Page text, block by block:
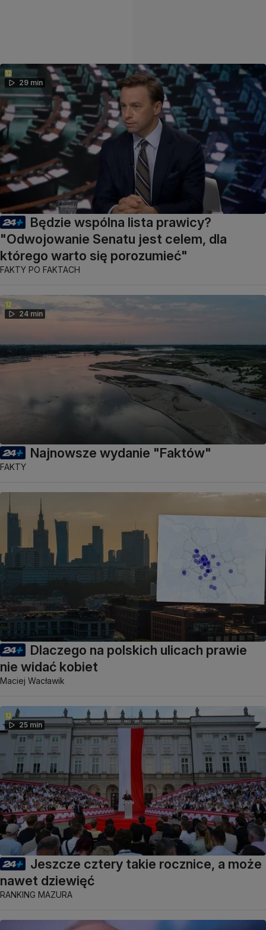
29 min
Będzie wspólna lista prawicy?
"Odwojowanie Senatu jest celem, dla
którego warto się porozumieć"
FAKTY PO FAKTACH
24 min
Najnowsze wydanie "Faktów"
FAKTY
Dlaczego na polskich ulicach prawie
nie widać kobiet
Maciej Wacławik
25 min
Jeszcze cztery takie rocznice, a może
nawet dziewięć
RANKING MAZURA